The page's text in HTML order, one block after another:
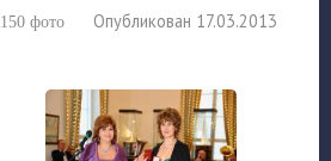
150 фото Опубликован 17.03.2013